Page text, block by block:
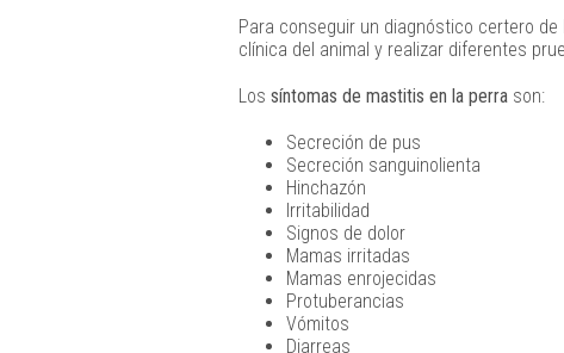
Para conseguir un diagnóstico certero
clínica del animal y realizar diferentes
Los síntomas de mastitis en la perra son:
Secreción de pus
Secreción sanguinolienta
Hinchazón
Irritabilidad
Signos de dolor
Mamas irritadas
Mamas enrojecidas
Protuberancias
Vómitos
Diarreas